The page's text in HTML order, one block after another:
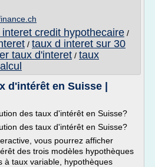
credit hypothecaire /
/ taux d interet sur 30
taux d'interet / taux
d'intérêt en Suisse |
des taux d'intérêt en Suisse?
des taux d'intérêt en Suisse?
vous pourrez afficher
des trois modèles hypothèques
à taux variable, hypothèques